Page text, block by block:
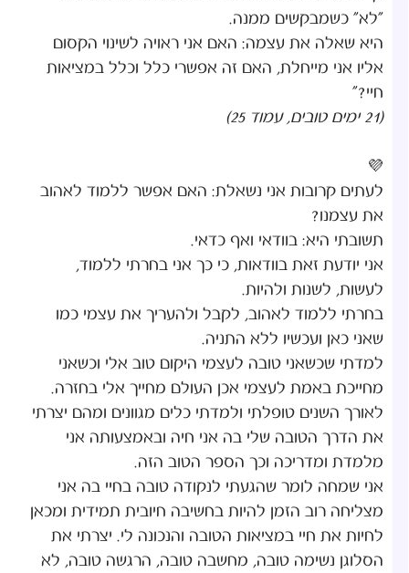
"לא" כשמבקשים ממנה.
היא שאלה את עצמה: האם אני ראויה לשינוי הקסום
אליו אני מייחלת, האם זה אפשרי כלל וכלל במציאות
חיי?"
(21 ימים טובים, עמוד 25)
💜
לעתים קרובות אני נשאלת: האם אפשר ללמוד לאהוב
את עצמנו?
תשובתי היא: בוודאי ואף כדאי.
אני יודעת זאת בוודאות, כי כך אני בחרתי ללמוד,
לעשות, לשנות ולהיות.
בחרתי ללמוד לאהוב, לקבל ולהעריך את עצמי כמו
שאני כאן ועכשיו ללא התניה.
למדתי שכשאני טובה לעצמי היקום טוב אלי וכשאני
מחייכת באמת לעצמי אכן העולם מחייך אלי בחזרה.
לאורך השנים טופלתי ולמדתי כלים מגוונים ומהם יצרתי
את הדרך הטובה שלי בה אני חיה ובאמצעותה אני
מלמדת ומדריכה וכך הספר הטוב הזה.
אני שמחה לומר שהגעתי לנקודה טובה בחיי בה אני
מצליחה רוב הזמן להיות בחשיבה חיובית תמידית ומכאן
לחיות את חיי במציאות הטובה והנכונה לי. יצרתי את
הסלוגן נשימה טובה, מחשבה טובה, הרגשה טובה, לא